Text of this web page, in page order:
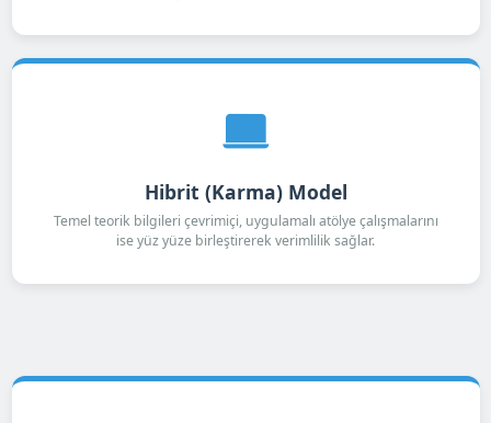
Hibrit (Karma) Model
Temel teorik bilgileri çevrimiçi, uygulamalı atölye çalışmalarını
ise yüz yüze birleştirerek verimlilik sağlar.